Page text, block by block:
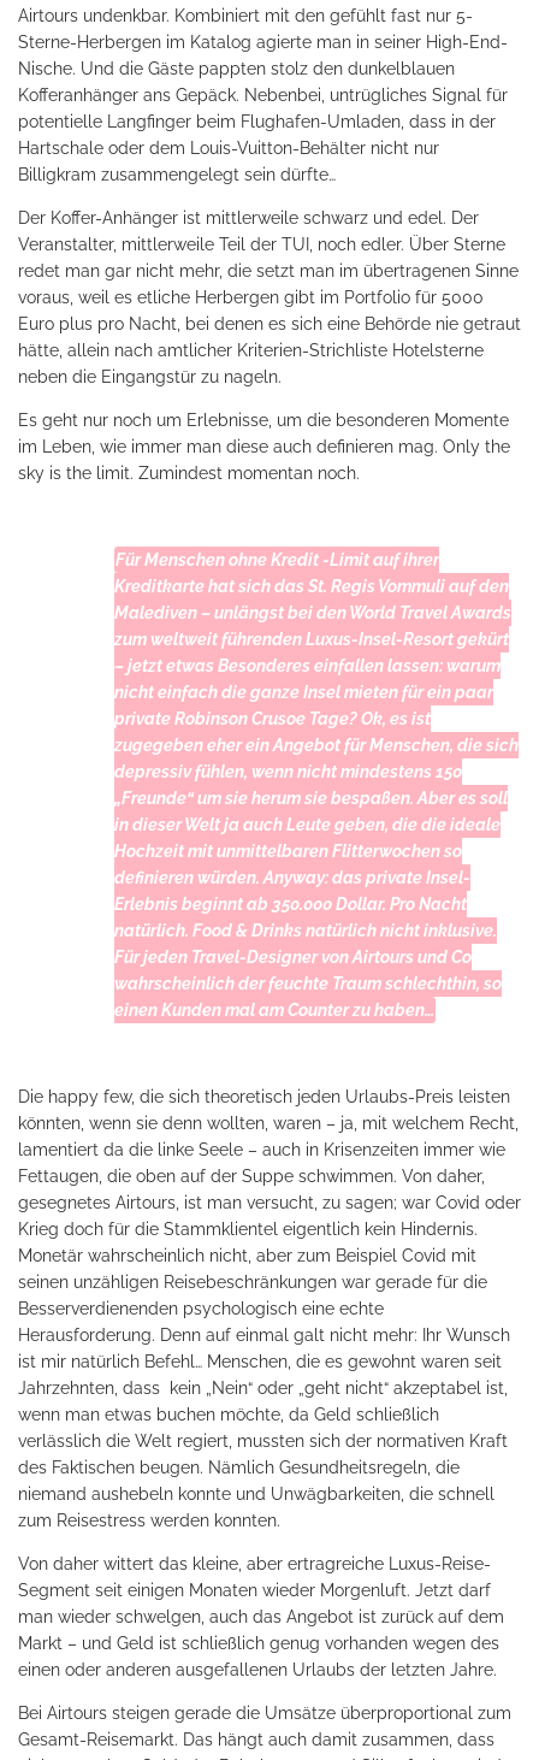
Airtours undenkbar. Kombiniert mit den gefühlt fast nur 5-
Sterne-Herbergen im Katalog agierte man in seiner High-End-
Nische. Und die Gäste pappten stolz den dunkelblauen
Kofferanhänger ans Gepäck. Nebenbei, untrügliches Signal für
potentielle Langfinger beim Flughafen-Umladen, dass in der
Hartschale oder dem Louis-Vuitton-Behälter nicht nur
Billigkram zusammengelegt sein dürfte…
Der Koffer-Anhänger ist mittlerweile schwarz und edel. Der
Veranstalter, mittlerweile Teil der TUI, noch edler. Über Sterne
redet man gar nicht mehr, die setzt man im übertragenen Sinne
voraus, weil es etliche Herbergen gibt im Portfolio für 5000
Euro plus pro Nacht, bei denen es sich eine Behörde nie getraut
hätte, allein nach amtlicher Kriterien-Strichliste Hotelsterne
neben die Eingangstür zu nageln.
Es geht nur noch um Erlebnisse, um die besonderen Momente
im Leben, wie immer man diese auch definieren mag. Only the
sky is the limit. Zumindest momentan noch.
Für Menschen ohne Kredit -Limit auf ihrer
Kreditkarte hat sich das St. Regis Vommuli auf den
Malediven– unlängst bei den World Travel Awards
zum weltweit führenden Luxus-Insel-Resort gekürt
– jetzt etwas Besonderes einfallen lassen: warum
nicht einfach die ganze Insel mieten für ein paar
private Robinson Crusoe Tage? Ok, es ist
zugegeben eher ein Angebot für Menschen, die sich
depressiv fühlen, wenn nicht mindestens 150
„Freunde“ um sie herum sie bespaßen. Aber es soll
in dieser Welt ja auch Leute geben, die die ideale
Hochzeit mit unmittelbaren Flitterwochen so
definieren würden. Anyway: das private Insel-
Erlebnis beginnt ab 350.000 Dollar. Pro Nacht
natürlich. Food & Drinks natürlich nicht inklusive.
Für jeden Travel-Designer von Airtours und Co
wahrscheinlich der feuchte Traum schlechthin, so
einen Kunden mal am Counter zu haben…
Die happy few, die sich theoretisch jeden Urlaubs-Preis leisten
könnten, wenn sie denn wollten, waren – ja, mit welchem Recht,
lamentiert da die linke Seele – auch in Krisenzeiten immer wie
Fettaugen, die oben auf der Suppe schwimmen. Von daher,
gesegnetes Airtours, ist man versucht, zu sagen; war Covid oder
Krieg doch für die Stammklientel eigentlich kein Hindernis.
Monetär wahrscheinlich nicht, aber zum Beispiel Covid mit
seinen unzähligen Reisebeschränkungen war gerade für die
Besserverdienenden psychologisch eine echte
Herausforderung. Denn auf einmal galt nicht mehr: Ihr Wunsch
ist mir natürlich Befehl… Menschen, die es gewohnt waren seit
Jahrzehnten, dass
kein „Nein“ oder „geht nicht“ akzeptabel ist,
wenn man etwas buchen möchte, da Geld schließlich
verlässlich die Welt regiert, mussten sich der normativen Kraft
des Faktischen beugen. Nämlich Gesundheitsregeln, die
niemand aushebeln konnte und Unwägbarkeiten, die schnell
zum Reisestress werden konnten.
Von daher wittert das kleine, aber ertragreiche Luxus-Reise-
Segment seit einigen Monaten wieder Morgenluft. Jetzt darf
man wieder schwelgen, auch das Angebot ist zurück auf dem
Markt – und Geld ist schließlich genug vorhanden wegen des
einen oder anderen ausgefallenen Urlaubs der letzten Jahre.
Bei Airtours steigen gerade die Umsätze überproportional zum
Gesamt-Reisemarkt. Das hängt auch damit zusammen, dass